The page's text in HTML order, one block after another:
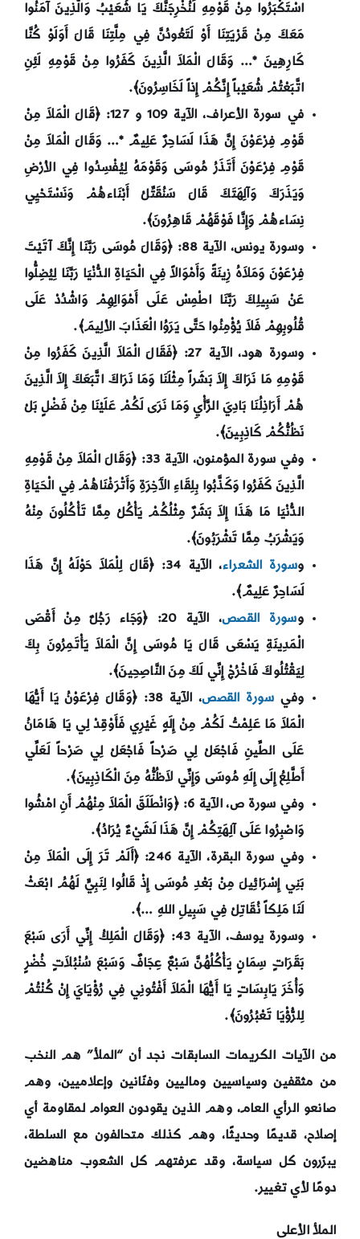
اسْتَكْبَرُوا مِنْ قَوْمِهِ لَنُخْرِجَنَّكَ يَا شُعَيْبُ وَالَّذِينَ آمَنُوا
مَعَكَ مِنْ قَرْيَتِنَا أَوْ لَتَعُودُنَّ فِي مِلَّتِنَا قَالَ أَوَلَوْ كُنَّا
كَارِهِينَ *… وَقَالَ الْمَلاَ الَّذِينَ كَفَرُوا مِنْ قَوْمِهِ لَئِنِ
اتَّبَعْتُمْ شُعَيْباً إِنَّكُمْ إِذاً لَخَاسِرُونَ﴾.
في سورة الأعراف، الآية 109 و 127: ﴿
قَالَ الْمَلاَ مِنْ
قَوْمِ فِرْعَوْنَ إِنَّ هَذَا لَسَاحِرٌ عَلِيمٌ *… وَقَالَ الْمَلاَ مِنْ
قَوْمِ فِرْعَوْنَ أَتَذَرُ مُوسَى وَقَوْمَهُ لِيُفْسِدُوا فِي الأرْضِ
وَيَذَرَكَ وَآلِهَتَكَ قَالَ سَنُقَتِّلُ أَبْنَاءهُمْ وَنَسْتَحْيِي
نِسَاءهُمْ وَإِنَّا فَوْقَهُمْ قَاهِرُونَ﴾.
وسورة يونس، الآية 88: ﴿
وَقَالَ مُوسَى رَبَّنَا إِنَّكَ آتَيْتَ
فِرْعَوْنَ وَمَلاَهُ زِينَةً وَأَمْوَالاً فِي الْحَيَاةِ الدُّنْيَا رَبَّنَا لِيُضِلُّوا
عَنْ سَبِيلِكَ رَبَّنَا اطْمِسْ عَلَى أَمْوَالِهِمْ وَاشْدُدْ عَلَى
قُلُوبِهِمْ فَلاَ يُؤْمِنُوا حَتَّى يَرَوُا الْعَذَابَ الألِيمَ﴾.
وسورة هود، الآية 27: ﴿
فَقَالَ الْمَلاَ الَّذِينَ كَفَرُوا مِنْ
قَوْمِهِ مَا نَرَاكَ إِلاَ بَشَراً مِثْلَنَا وَمَا نَرَاكَ اتَّبَعَكَ إِلاَ الَّذِينَ
هُمْ أَرَاذِلُنَا بَادِيَ الرَّأْيِ وَمَا نَرَى لَكُمْ عَلَيْنَا مِنْ فَضْلٍ بَلْ
نَظُنُّكُمْ كَاذِبِينَ﴾.
وفي سورة المؤمنون، الآية 33: ﴿
وَقَالَ الْمَلاَ مِنْ قَوْمِهِ
الَّذِينَ كَفَرُوا وَكَذَّبُوا بِلِقَاءِ الآَخِرَةِ وَأَتْرَفْنَاهُمْ فِي الْحَيَاةِ
الدُّنْيَا مَا هَذَا إِلاَ بَشَرٌ مِثْلُكُمْ يَأْكُلُ مِمَّا تَأْكُلُونَ مِنْهُ
وَيَشْرَبُ مِمَّا تَشْرَبُونَ﴾.
وسورة الشعراء، الآية 34: ﴿
قَالَ لِلْمَلاَ حَوْلَهُ إِنَّ هَذَا
لَسَاحِرٌ عَلِيمٌ﴾.
وسورة القصص، الآية 20: ﴿
وَجَاء رَجُلٌ مِنْ أَقْصَى
الْمَدِينَةِ يَسْعَى قَالَ يَا مُوسَى إِنَّ الْمَلاَ يَأْتَمِرُونَ بِكَ
لِيَقْتُلُوكَ فَاخْرُجْ إِنِّي لَكَ مِنَ النَّاصِحِينَ﴾.
وفيسورة القصص، الآية 38: ﴿
وَقَالَ فِرْعَوْنُ يَا أَيُّهَا
الْمَلاَ مَا عَلِمْتُ لَكُمْ مِنْ إِلَهٍ غَيْرِي فَأَوْقِدْ لِي يَا هَامَانُ
عَلَى الطِّينِ فَاجْعَلْ لِي صَرْحاً فَاجْعَلْ لِي صَرْحاً لَعَلِّي
أَطَّلِعُ إِلَى إِلَهِ مُوسَى وَإِنِّي لاَظُنُّهُ مِنَ الْكَاذِبِينَ﴾.
وفي سورة ص، الآية 6: ﴿
وَانْطَلَقَ الْمَلاَ مِنْهُمْ أَنِ امْشُوا
وَاصْبِرُوا عَلَى آلِهَتِكُمْ إِنَّ هَذَا لَشَيْءٌ يُرَادُ﴾.
وفي سورة البقرة، الآية 246: ﴿
أَلَمْ تَرَ إِلَى الْمَلاَ مِنْ
بَنِي إِسْرَائِيلَ مِنْ بَعْدِ مُوسَى إِذْ قَالُوا لِنَبِيٍّ لَهُمُ ابْعَثْ
لَنَا مَلِكاً نُقَاتِلْ فِي سَبِيلِ اللهِ …﴾.
وسورة يوسف، الآية 43: ﴿
وَقَالَ الْمَلِكُ إِنِّي أَرَى سَبْعَ
بَقَرَاتٍ سِمَانٍ يَأْكُلُهُنَّ سَبْعٌ عِجَافٌ وَسَبْعَ سُنْبُلاَتٍ خُضْرٍ
وَأُخَرَ يَابِسَاتٍ يَا أَيُّهَا الْمَلاَ أَفْتُونِي فِي رُؤْيَايَ إِنْ كُنْتُمْ
لِلرُّؤْيَا تَعْبُرُونَ﴾.
من الآيات الكريمات السابقات نجد أن “الملأ” هم النخب
من مثقفين وسياسيين وماليين وفنّانين وإعلاميين، وهم
صانعو الرأي العام، وهم الذين يقودون العوام لمقاومة أي
إصلاح، قديمًا وحديثًا، وهم كذلك متحالفون مع السلطة،
يبرّرون كل سياسة، وقد عرفتهم كل الشعوب مناهضين
دومًا لأي تغيير.
الملأ الأعلى